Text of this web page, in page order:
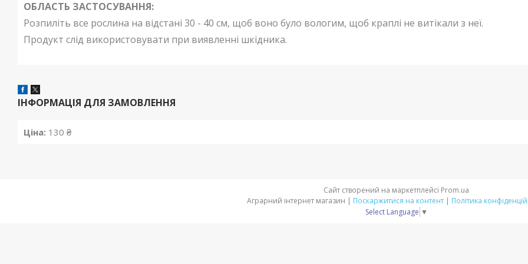
ОБЛАСТЬ ЗАСТОСУВАННЯ:
Розпиліть все рослина на відстані 30 - 40 см, щоб воно було вологим, щоб краплі не витікали з неї.
Продукт слід використовувати при виявленні шкідника.
ІНФОРМАЦІЯ ДЛЯ ЗАМОВЛЕННЯ
Ціна: 130 ₴
Сайт створений на маркетплейсі Prom.ua
Аграрний інтернет магазин | Поскаржитися на контент | Політика
Select Language ▼